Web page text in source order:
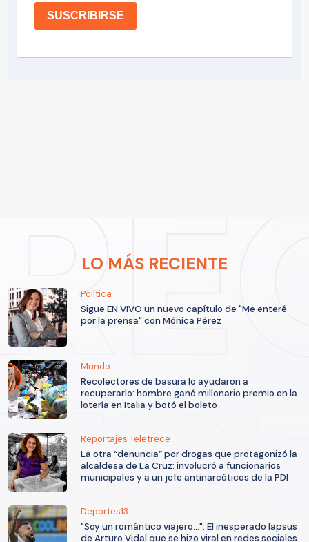
SUSCRIBIRSE
LO MÁS RECIENTE
Política
Sigue EN VIVO un nuevo capítulo de "Me enteré
por la prensa" con Mónica Pérez
Mundo
Recolectores de basura lo ayudaron a
recuperarlo: hombre ganó millonario premio en la
lotería en Italia y botó el boleto
Reportajes Teletrece
La otra “denuncia” por drogas que protagonizó la
alcaldesa de La Cruz: involucró a funcionarios
municipales y a un jefe antinarcóticos de la PDI
Deportes13
"Soy un romántico viajero...": El inesperado lapsus
de Arturo Vidal que se hizo viral en redes sociales